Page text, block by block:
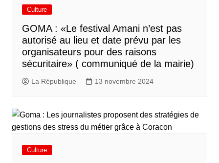
Culture
GOMA : «Le festival Amani n’est pas
autorisé au lieu et date prévu par les
organisateurs pour des raisons
sécuritaire» ( communiqué de la mairie)
La République 13 novembre 2024
Culture